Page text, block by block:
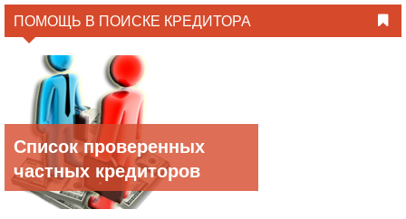
ПОМОЩЬ В ПОИСКЕ КРЕДИТОРА
Список проверенных
частных кредиторов